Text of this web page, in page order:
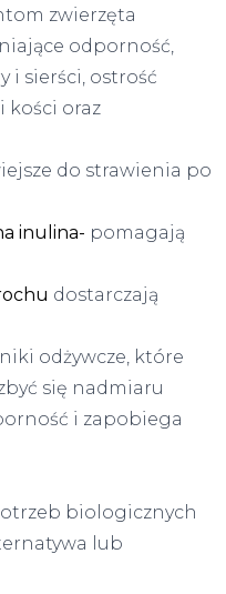
zwierzęta
odporność,
i sierści, ostrość
kości oraz
do strawienia po
inulina- pomagają
dostarczają
odżywcze, które
się nadmiaru
i zapobiega
biologicznych
lub